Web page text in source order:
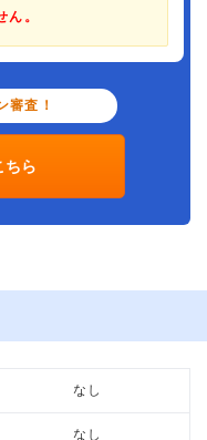
ん。
審査！
ちら
なし
なし